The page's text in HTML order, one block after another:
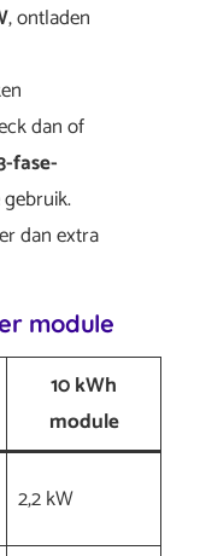
, ontladen
dan of
fase-
dan extra
module
10 kWh
module
2,2 kW